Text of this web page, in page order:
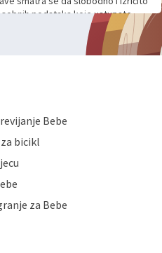
podataka koje ustupate
komunikacije na Vaš upit
davanju podataka te ovu Izjavu
osobne podatke u jednu od
koju možete pročitati
osobnih podataka od
čuva povjerljivost Vaših osobnih
podataka samo onim svojim
zakonima. Napominjemo da
i objašnjenja odustati od
osobnih podataka. Opoziv
Bebe
bicikl
za Bebe